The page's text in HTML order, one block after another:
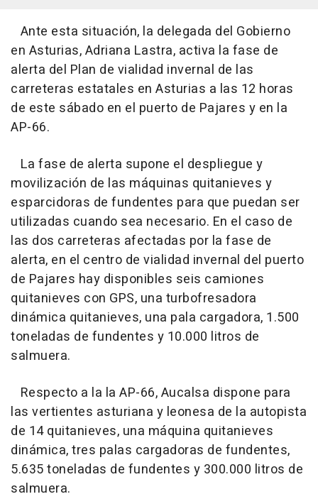
Ante esta situación, la delegada del Gobierno
en Asturias, Adriana Lastra, activa la fase de
alerta del Plan de vialidad invernal de las
carreteras estatales en Asturias a las 12 horas
de este sábado en el puerto de Pajares y en la
AP-66.
La fase de alerta supone el despliegue y
movilización de las máquinas quitanieves y
esparcidoras de fundentes para que puedan ser
utilizadas cuando sea necesario. En el caso de
las dos carreteras afectadas por la fase de
alerta, en el centro de vialidad invernal del puerto
de Pajares hay disponibles seis camiones
quitanieves con GPS, una turbofresadora
dinámica quitanieves, una pala cargadora, 1.500
toneladas de fundentes y 10.000 litros de
salmuera.
Respecto a la la AP-66, Aucalsa dispone para
las vertientes asturiana y leonesa de la autopista
de 14 quitanieves, una máquina quitanieves
dinámica, tres palas cargadoras de fundentes,
5.635 toneladas de fundentes y 300.000 litros de
salmuera.